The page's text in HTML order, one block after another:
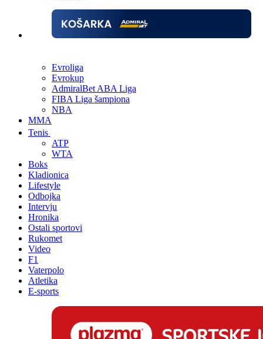
Evroliga
Evrokup
AdmiralBet ABA Liga
FIBA Liga šampiona
NBA
MMA
Tenis
ATP
WTA
Boks
Kladionica
Lifestyle
Odbojka
Intervju
Hronika
Ostali sportovi
Rukomet
Video
F1
Vaterpolo
Atletika
E-sports